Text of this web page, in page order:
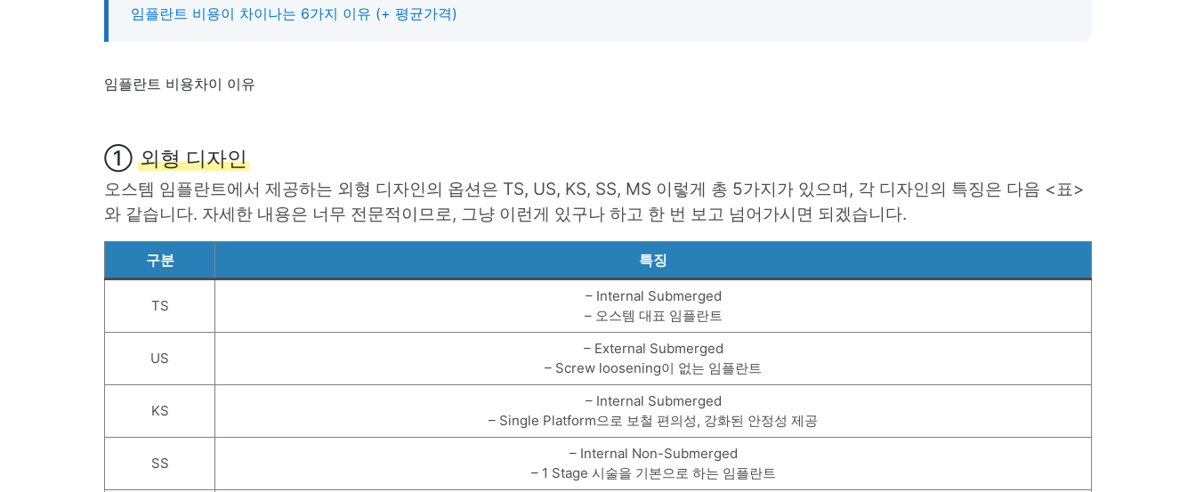
임플란트 비용이 차이나는 6가지 이유 (+ 평균가격)
임플란트 비용차이 이유
① 외형 디자인
오스템 임플란트에서 제공하는 외형 디자인의 옵션은 TS, US, KS, SS, MS 이렇게 총 5가지가 있으며, 각 디자인의 특징은 다음 <표>
와 같습니다. 자세한 내용은 너무 전문적이므로, 그냥 이런게 있구나 하고 한 번 보고 넘어가시면 되겠습니다.
구분 특징
TS
– Internal Submerged
– 오스템 대표 임플란트
US
– External Submerged
– Screw loosening이 없는 임플란트
KS
– Internal Submerged
– Single Platform으로 보철 편의성, 강화된 안정성 제공
SS
– Internal Non-Submerged
– 1 Stage 시술을 기본으로 하는 임플란트